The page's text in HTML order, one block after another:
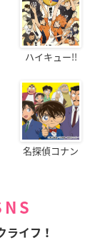
ハイキュー!!
名探偵コナン
ライフ！